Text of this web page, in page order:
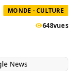
MONDE - CULTURE
648vues
News